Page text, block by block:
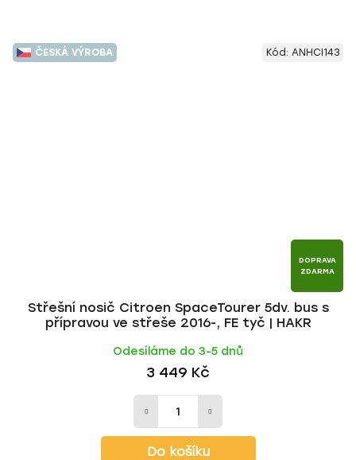
ČESKÁ VÝROBA
DOPRAVA
ZDARMA
Střešní nosič Citroen SpaceTourer 5dv. bus s
přípravou ve střeše 2016-, FE tyč | HAKR
Odesíláme do 3-5 dnů
3 449 Kč
Do košíku
Kód: ANHCI143